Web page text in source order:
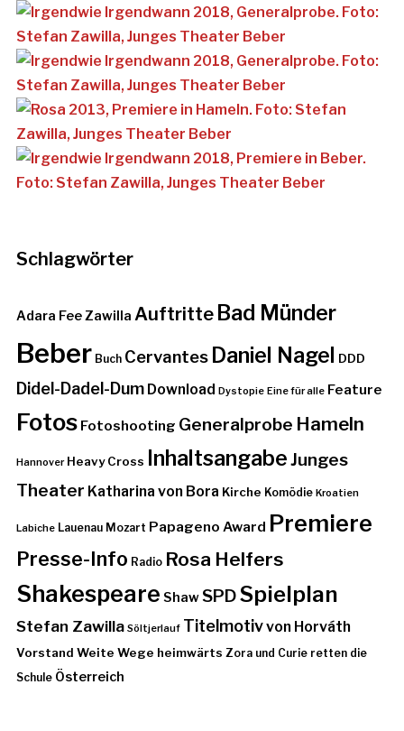
Schlagwörter
Adara Fee Zawilla Auftritte Bad Münder
Beber Buch Cervantes Daniel Nagel DDD
Didel-Dadel-Dum Download Dystopie Eine für alle Feature
Fotos Fotoshooting Generalprobe Hameln
Hannover Heavy Cross InhaltsangabeJunges
Theater Katharina von Bora Kirche Komödie Kroatien
Labiche Lauenau Mozart Papageno Award Premiere
Presse-Info Radio Rosa Helfers
Shakespeare ShawSPDSpielplan
Stefan Zawilla Söltjerlauf Titelmotivvon Horváth
Vorstand Weite Wege heimwärts Zora und Curie retten die
Schule Österreich